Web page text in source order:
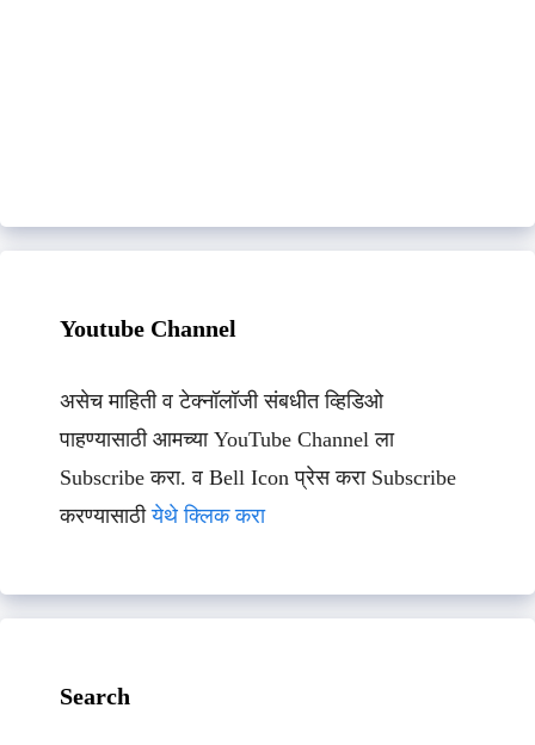
Youtube Channel
असेच माहिती व टेक्नॉलॉजी संबधीत व्हिडिओ
पाहण्यासाठी आमच्या YouTube Channel ला
Subscribe करा. व Bell Icon प्रेस करा Subscribe
करण्यासाठीयेथे क्लिक करा
Search